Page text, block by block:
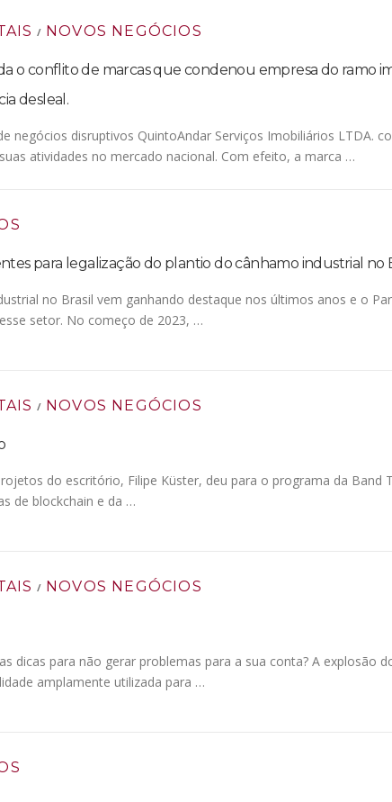
/ NOVOS NEGÓCIOS
o conflito de marcas que condenou empresa do ramo
desleal.
negócios disruptivos QuintoAndar Serviços Imobiliários LTDA.
atividades no mercado nacional. Com efeito, a marca …
para legalização do plantio do cânhamo industrial no
no Brasil vem ganhando destaque nos últimos anos e o
setor. No começo de 2023, …
/ NOVOS NEGÓCIOS
do escritório, Filipe Küster, deu para o programa da Band
de blockchain e da …
/ NOVOS NEGÓCIOS
dicas para não gerar problemas para a sua conta? A explosão
amplamente utilizada para …